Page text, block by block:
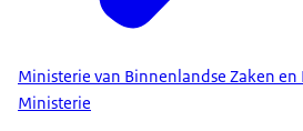
Ministerie van Binnenlandse Zaken
Ministerie